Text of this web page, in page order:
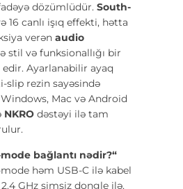
dözümlüdür.South-
16 canlı işıq effekti, hətta
verənaudio
stil və funksionallığı bir
Ayarlanabilir ayaq
slip rezin sayəsində
Windows, Mac və Android
NKRO dəstəyi ilə tam
bağlantı nədir?“
həm USB-C ilə kabel
GHz simsiz dongle ilə,